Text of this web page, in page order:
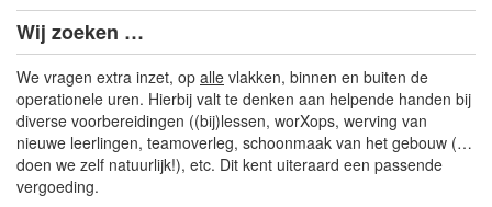
Wij zoeken …
We vragen extra inzet, op alle vlakken, binnen en buiten de
operationele uren. Hierbij valt te denken aan helpende handen bij
diverse voorbereidingen ((bij)lessen, worXops, werving van
nieuwe leerlingen, teamoverleg, schoonmaak van het gebouw (…
doen we zelf natuurlijk!), etc. Dit kent uiteraard een passende
vergoeding.